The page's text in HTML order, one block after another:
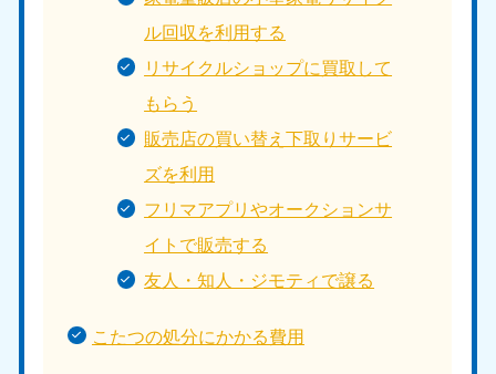
ル回収を利用する
リサイクルショップに買取して
もらう
販売店の買い替え下取りサービ
ズを利用
フリマアプリやオークションサ
イトで販売する
友人・知人・ジモティで譲る
こたつの処分にかかる費用